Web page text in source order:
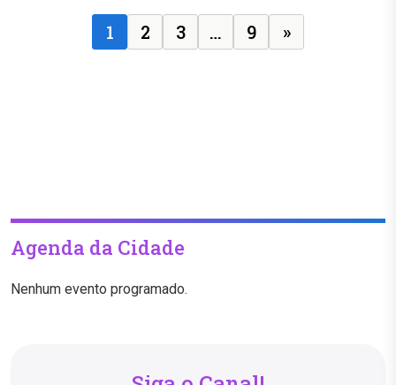
Posts navigation
1 2 3 … 9 »
Agenda da Cidade
Nenhum evento programado.